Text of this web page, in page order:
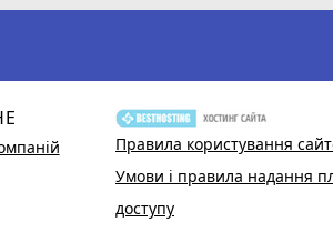
Правила користування
Умови і правила надання
доступу